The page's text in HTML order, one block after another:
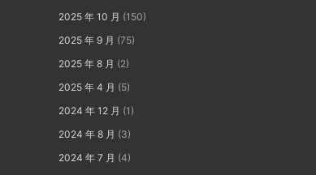
2025 年 10 月 (150)
2025 年 9 月 (75)
2025 年 8 月 (2)
2025 年 4 月 (5)
2024 年 12 月 (1)
2024 年 8 月 (3)
2024 年 7 月 (4)